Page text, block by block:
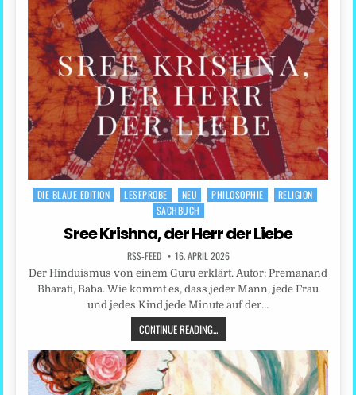
Posted
DIE BLAUE EDITION LESEPROBE NEU PHILOSOPHIE
RELIGION
SACHBUCH
Sree Krishna, der Herr der Liebe
RSS-FEED 16. APRIL 2026
Der Hinduismus von einem Guru erklärt. Autor: Premanand
Bharati, Baba. Wie kommt es, dass jeder Mann, jede Frau
und jedes Kind jede Minute auf der…
CONTINUE READING...